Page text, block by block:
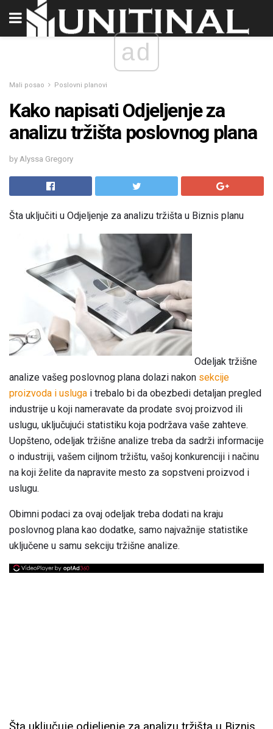
ad
Mali posao Poslovni planovi
Kako napisati Odjeljenje za
analizu tržišta poslovnog plana
by Alyssa Gregory
Šta uključiti u Odjeljenje za analizu tržišta u Biznis planu
Odeljak tržišne
analize vašeg poslovnog plana dolazi nakon sekcije
proizvoda i usluga i trebalo bi da obezbedi detaljan pregled
industrije u koji nameravate da prodate svoj proizvod ili
uslugu, uključujući statistiku koja podržava vaše zahteve.
Uopšteno, odeljak tržišne analize treba da sadrži informacije
o industriji, vašem ciljnom tržištu, vašoj konkurenciji i načinu
na koji želite da napravite mesto za sopstveni proizvod i
uslugu.
Obimni podaci za ovaj odeljak treba dodati na kraju
poslovnog plana kao dodatke, samo najvažnije statistike
uključene u samu sekciju tržišne analize.